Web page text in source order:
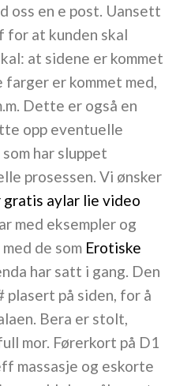
oss en e post. Uansett
for at kunden skal
at sidene er kommet
er kommet med,
Dette er også en
opp eventuelle
har sluppet
prosessen. Vi ønsker
aylar lie video
med eksempler og
de som Erotiske
har satt i gang. Den
plasert på siden, for å
Bera er stolt,
mor. Førerkort på D1
massasje og eskorte